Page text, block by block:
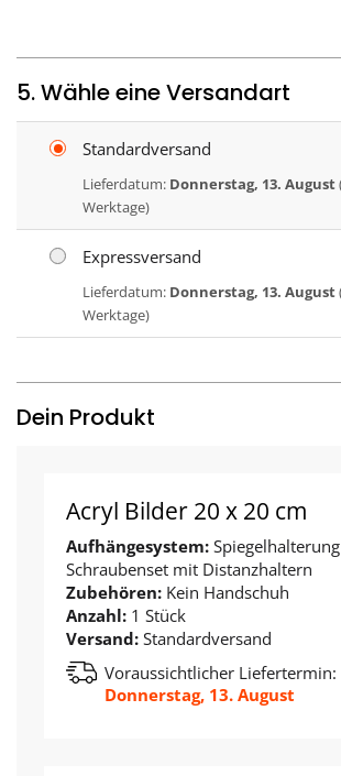
5. Wähle eine Versandart
Standardversand
Lieferdatum: Donnerstag, 13. August
Werktage)
Expressversand
Lieferdatum: Donnerstag, 13. August
Werktage)
Dein Produkt
Acryl Bilder 20 x 20 cm
Aufhängesystem:
Schraubenset mit Distanzhaltern
Zubehören: Kein Handschuh
Anzahl: 1 Stück
Versand: Standardversand
Voraussichtlicher Liefertermin:
Donnerstag, 13. August